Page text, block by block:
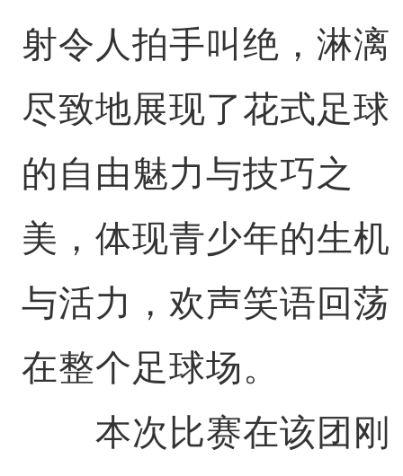
射令人拍手叫绝，淋漓
尽致地展现了花式足球
的自由魅力与技巧之
美，体现青少年的生机
与活力，欢声笑语回荡
在整个足球场。
本次比赛在该团刚